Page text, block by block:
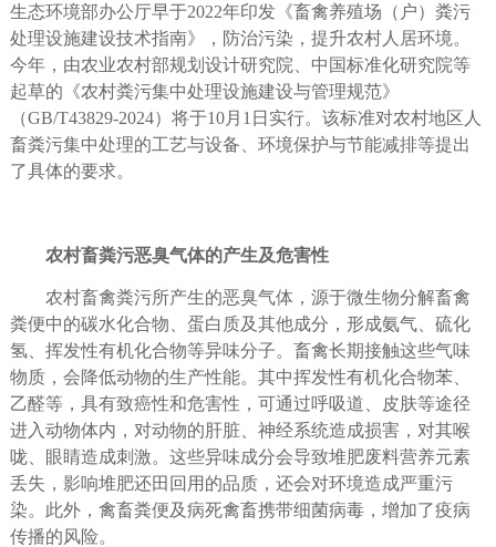
生态环境部办公厅早于2022年印发《畜禽养殖场（户）粪污
处理设施建设技术指南》，防治污染，提升农村人居环境。
今年，由农业农村部规划设计研究院、中国标准化研究院等
起草的《农村粪污集中处理设施建设与管理规范》
（GB/T43829-2024）将于10月 1 日实行。该标准对农村地区人
畜粪污集中处理的工艺与设备、环境保护与节能减排等提出
了具体的要求。
农村畜粪污恶臭气体的产生及危害性
农村畜禽粪污所产生的恶臭气体，源于微生物分解畜禽
粪便中的碳水化合物、蛋白质及其他成分，形成氨气、硫化
氢、挥发性有机化合物等异味分子。畜禽长期接触这些气味
物质，会降低动物的生产性能。其中挥发性有机化合物苯、
乙醛等，具有致癌性和危害性，可通过呼吸道、皮肤等途径
进入动物体内，对动物的肝脏、神经系统造成损害，对其喉
咙、眼睛造成刺激。这些异味成分会导致堆肥废料营养元素
丢失，影响堆肥还田回用的品质，还会对环境造成严重污
染。此外，禽畜粪便及病死禽畜携带细菌病毒，增加了疫病
传播的风险。